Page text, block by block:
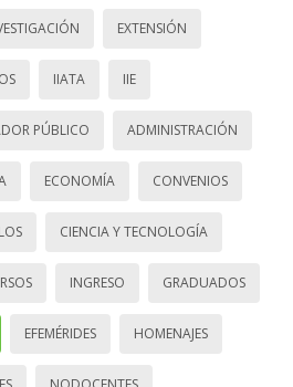
EXTENSIÓN
IIATA IIE
PÚBLICO ADMINISTRACIÓN
ECONOMÍA CONVENIOS
CIENCIA Y TECNOLOGÍA
INGRESO GRADUADOS
EFEMÉRIDES HOMENAJES